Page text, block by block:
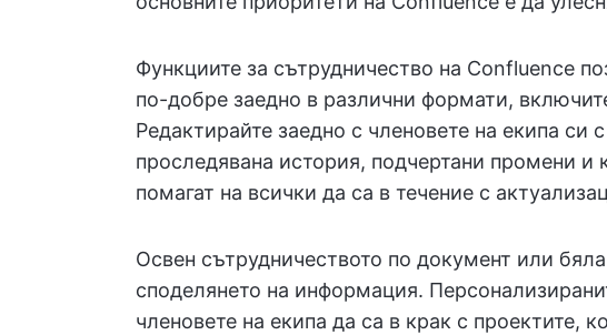
Функциите за сътрудничество на Confluence
по-добре заедно в различни формати,
Редактирайте заедно с членовете на екипа си
проследявана история, подчертани промени и
помагат на всички да са в течение с
Освен сътрудничеството по документ или
споделянето на информация.
членовете на екипа да са в крак с проектите,